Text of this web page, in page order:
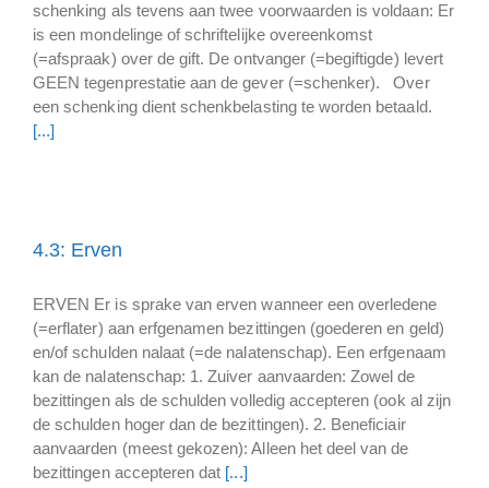
schenking als tevens aan twee voorwaarden is voldaan: Er
is een mondelinge of schriftelijke overeenkomst
(=afspraak) over de gift. De ontvanger (=begiftigde) levert
GEEN tegenprestatie aan de gever (=schenker). Over
een schenking dient schenkbelasting te worden betaald.
[...]
4.3: Erven
ERVEN Er is sprake van erven wanneer een overledene
(=erflater) aan erfgenamen bezittingen (goederen en geld)
en/of schulden nalaat (=de nalatenschap). Een erfgenaam
kan de nalatenschap: 1. Zuiver aanvaarden: Zowel de
bezittingen als de schulden volledig accepteren (ook al zijn
de schulden hoger dan de bezittingen). 2. Beneficiair
aanvaarden (meest gekozen): Alleen het deel van de
bezittingen accepteren dat [...]